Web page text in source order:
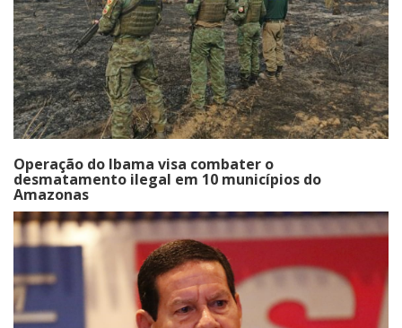
Operação do Ibama visa combater o
desmatamento ilegal em 10 municípios do
Amazonas